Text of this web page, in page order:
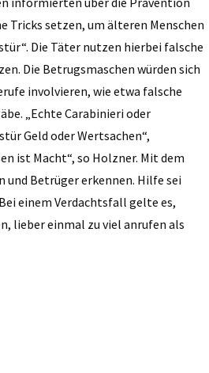
Tricks setzen, um älteren Menschen
Die Täter nutzen hierbei falsche
Die Betrugsmaschen würden sich
involvieren, wie etwa falsche
„Echte Carabinieri oder
Geld oder Wertsachen“,
ist Macht“, so Holzner. Mit dem
und Betrüger erkennen. Hilfe sei
einem Verdachtsfall gelte es,
lieber einmal zu viel anrufen als